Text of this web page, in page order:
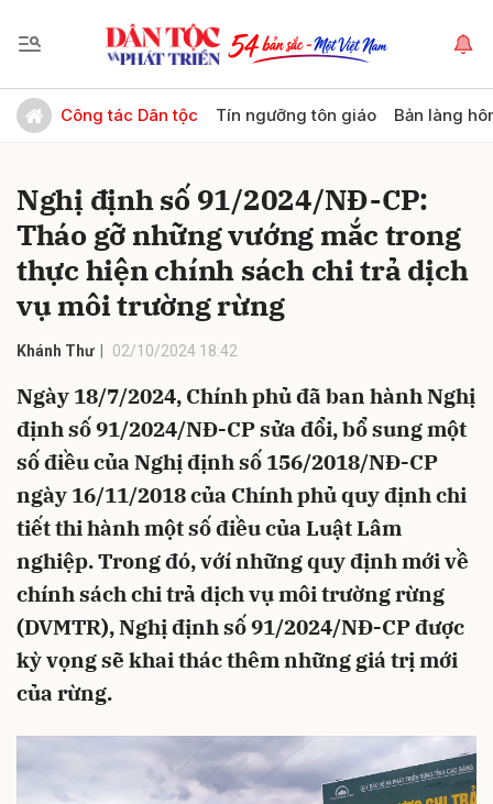
Công tác Dân tộc Tín ngưỡng tôn giáo Bản làng
Nghị định số 91/2024/NĐ-CP:
Tháo gỡ những vướng mắc trong
thực hiện chính sách chi trả dịch
vụ môi trường rừng
Khánh Thư 02/10/2024 18:42
Ngày 18/7/2024, Chính phủ đã ban hành Nghị
định số 91/2024/NĐ-CP sửa đổi, bổ sung một
số điều của Nghị định số 156/2018/NĐ-CP
ngày 16/11/2018 của Chính phủ quy định chi
tiết thi hành một số điều của Luật Lâm
nghiệp. Trong đó, vớí những quy định mới về
chính sách chi trả dịch vụ môi trường rừng
(DVMTR), Nghị định số 91/2024/NĐ-CP được
kỳ vọng sẽ khai thác thêm những giá trị mới
của rừng.
Gửi bình luận